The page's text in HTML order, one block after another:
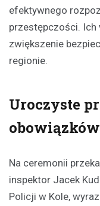
efektywnego
przestępczości. Ich
zwiększenie
regionie.
Uroczyste
obowiązków
Na ceremonii
inspektor Jacek
Policji w Kole,